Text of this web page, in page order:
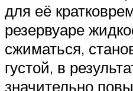
для её
резервуаре
сжиматься,
густой, в
значительно